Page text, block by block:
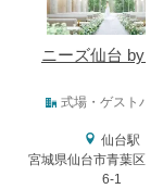
ニーズ仙台 by
式場・ゲストハ
仙台駅
宮城県仙台市青葉区一
6-1